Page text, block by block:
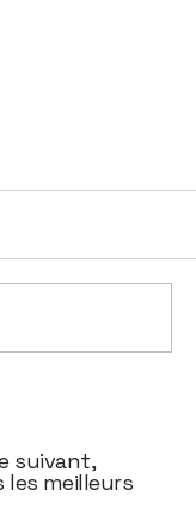
suivant,
meilleurs